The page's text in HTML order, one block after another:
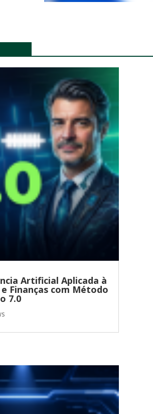
Artificial Aplicada à
Finanças com Método
7.0